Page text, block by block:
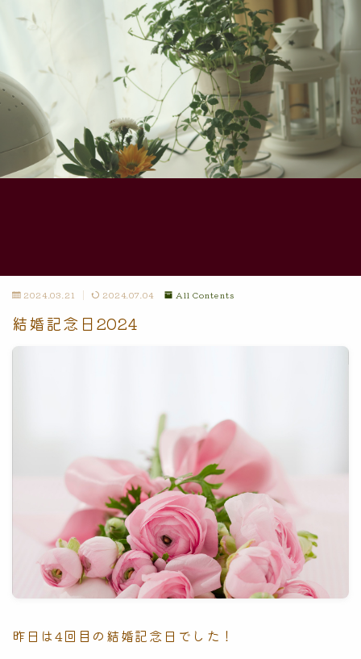
2024.03.21 2024.07.04 All Contents
結婚記念日2024
昨日は4回目の結婚記念日でした！